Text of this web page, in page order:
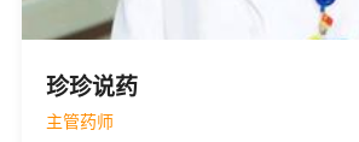
珍珍说药
主管药师